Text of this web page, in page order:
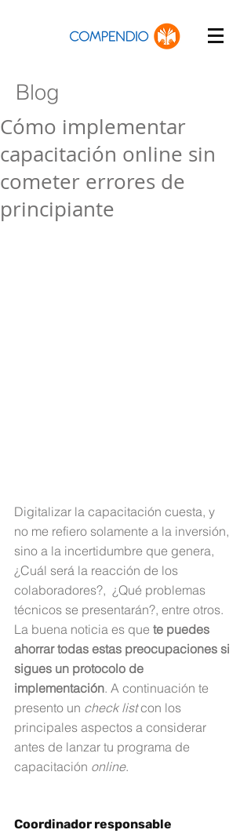
Blog
Cómo implementar
capacitación online sin
cometer errores de
principiante
Digitalizar la capacitación cuesta, y
no me refiero solamente a la inversión,
sino a la incertidumbre que genera,
¿Cuál será la reacción de los
colaboradores?,  ¿Qué problemas
técnicos se presentarán?, entre otros.
La buena noticia es que te puedes
ahorrar todas estas preocupaciones si
sigues un protocolo de
implementación. A continuación te
presento un check list con los
principales aspectos a considerar
antes de lanzar tu programa de
capacitación online.
Coordinador responsable